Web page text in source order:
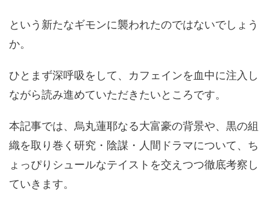
という新たなギモンに襲われたのではないでしょう
か。
ひとまず深呼吸をして、カフェインを血中に注入し
ながら読み進めていただきたいところです。
本記事では、烏丸蓮耶なる大富豪の背景や、黒の組
織を取り巻く研究・陰謀・人間ドラマについて、ち
ょっぴりシュールなテイストを交えつつ徹底考察し
ていきます。